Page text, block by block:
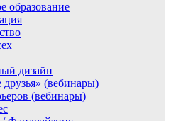
образование
дизайн
(вебинары)
(вебинары)